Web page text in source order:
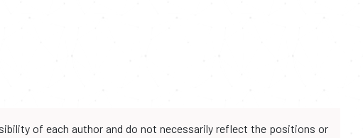
of each author and do not necessarily reflect the positions or